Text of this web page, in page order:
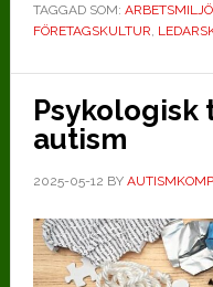
TAGGAD SOM: ARBETSMILJÖ,
FÖRETAGSKULTUR
Psykologisk
autism
2025-05-12 BY